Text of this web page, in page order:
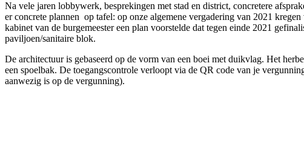
Na vele jaren lobbywerk, besprekingen met stad en district, concretere
er concrete plannen op tafel: op onze algemene vergadering van 2021 kregen
kabinet van de burgemeester een plan voorstelde dat tegen einde 2021
paviljoen/sanitaire blok.
De architectuur is gebaseerd op de vorm van een boei met duikvlag. Het
een spoelbak. De toegangscontrole verloopt via de QR code van je
aanwezig is op de vergunning).